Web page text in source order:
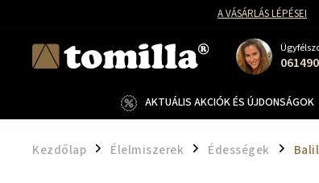
A VÁSÁRLÁS LÉPÉSEI
AKTUÁLIS AKCIÓK ÉS ÚJDONSÁGOK
Kezdőlap / Élelmiszerek / Édességek /